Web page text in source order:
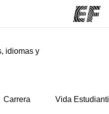
idiomas y
Carrera Vida Estudiantil